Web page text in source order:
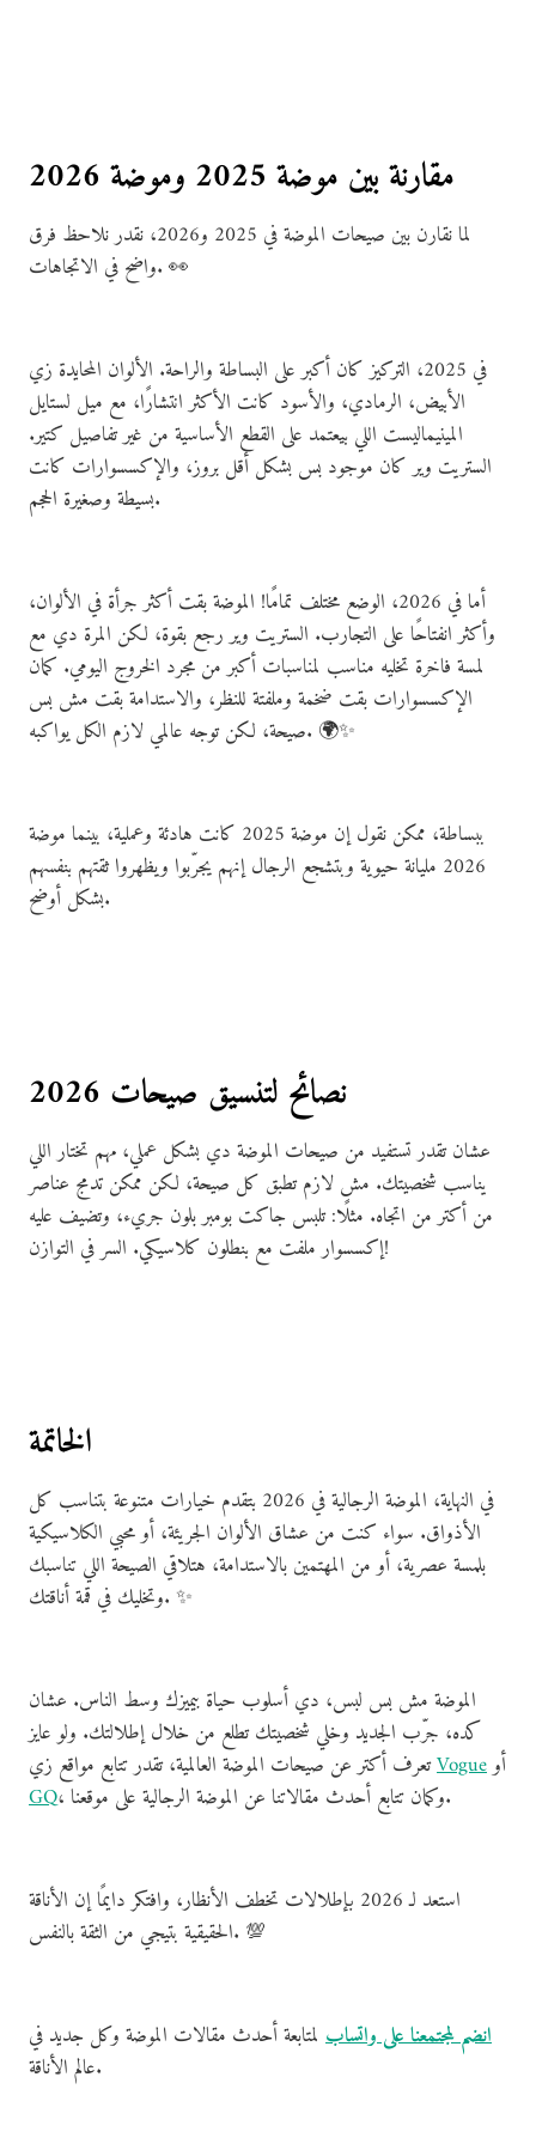
مقارنة بين موضة 2025 وموضة 2026
لما نقارن بين صيحات الموضة في 2025 و2026، نقدر نلاحظ فرق
واضح في الاتجاهات. 👀
في 2025، التركيز كان أكبر على البساطة والراحة. الألوان المحايدة زي
الأبيض، الرمادي، والأسود كانت الأكثر انتشارًا، مع ميل لستايل
المينيماليست اللي بيعتمد على القطع الأساسية من غير تفاصيل كتير.
الستريت وير كان موجود بس بشكل أقل بروز، والإكسسوارات كانت
بسيطة وصغيرة الحجم.
أما في 2026، الوضع مختلف تمامًا! الموضة بقت أكثر جرأة في الألوان،
وأكثر انفتاحًا على التجارب. الستريت وير رجع بقوة، لكن المرة دي مع
لمسة فاخرة تخليه مناسب لمناسبات أكبر من مجرد الخروج اليومي. كمان
الإكسسوارات بقت ضخمة وملفتة للنظر، والاستدامة بقت مش بس
صيحة، لكن توجه عالمي لازم الكل يواكبه. 🌍✨
ببساطة، ممكن نقول إن موضة 2025 كانت هادئة وعملية، بينما موضة
2026 مليانة حيوية وبتشجع الرجال إنهم يجرّبوا ويظهروا ثقتهم بنفسهم
بشكل أوضح.
نصائح لتنسيق صيحات 2026
عشان تقدر تستفيد من صيحات الموضة دي بشكل عملي، مهم تختار اللي
يناسب شخصيتك. مش لازم تطبق كل صيحة، لكن ممكن تدمج عناصر
من أكتر من اتجاه. مثلًا: تلبس جاكت بومبر بلون جريء، وتضيف عليه
إكسسوار ملفت مع بنطلون كلاسيكي. السر في التوازن!
الخاتمة
في النهاية، الموضة الرجالية في 2026 بتقدم خيارات متنوعة بتناسب كل
الأذواق. سواء كنت من عشاق الألوان الجريئة، أو محبي الكلاسيكية
بلمسة عصرية، أو من المهتمين بالاستدامة، هتلاقي الصيحة اللي تناسبك
وتخليك في قمة أناقتك. ✨
الموضة مش بس لبس، دي أسلوب حياة بيميزك وسط الناس. عشان
كده، جرّب الجديد وخلي شخصيتك تطلع من خلال إطلالتك. ولو عايز
تعرف أكتر عن صيحات الموضة العالمية، تقدر تتابع مواقع زيVogueأو
GQ
، وكمان تتابع أحدث مقالاتنا عن الموضة الرجالية على موقعنا.
استعد لـ 2026 بإطلالات تخطف الأنظار، وافتكر دايمًا إن الأناقة
الحقيقية بتيجي من الثقة بالنفس. 💯
انضم لمجتمعنا على واتساب لمتابعة أحدث مقالات الموضة وكل جديد في
عالم الأناقة.